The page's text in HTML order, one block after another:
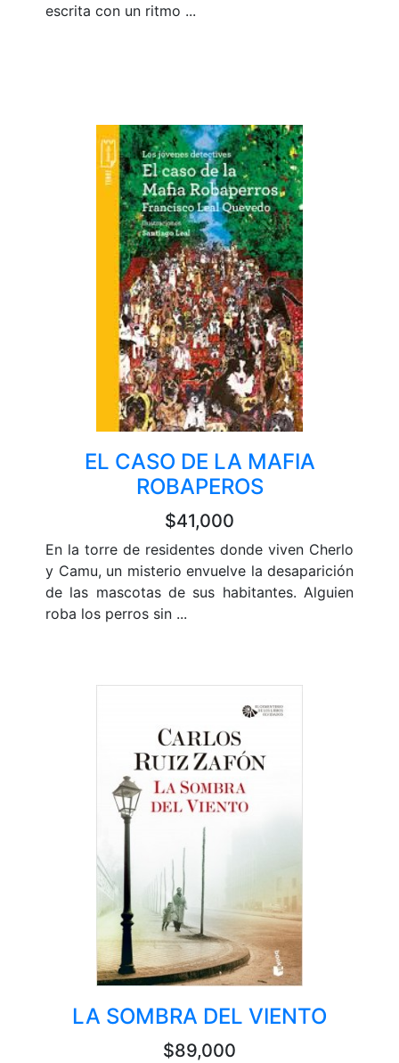
escrita con un ritmo ...
EL CASO DE LA MAFIA
ROBAPEROS
$41,000
En la torre de residentes donde viven Cherlo
y Camu, un misterio envuelve la desaparición
de las mascotas de sus habitantes. Alguien
roba los perros sin ...
LA SOMBRA DEL VIENTO
$89,000